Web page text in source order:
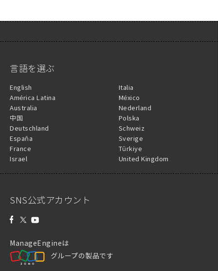
言語を選ぶ
English
América Latina
Australia
中国
Deutschland
España
France
Israel
Italia
México
Nederland
Polska
Schweiz
Sverige
Türkiye
United Kingdom
SNS公式アカウント
ManageEngineは
グループの製品です